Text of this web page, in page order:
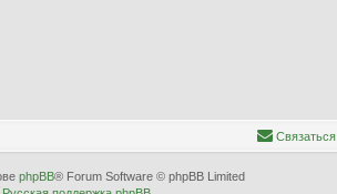
Связаться
phpBB® Forum Software © phpBB Limited